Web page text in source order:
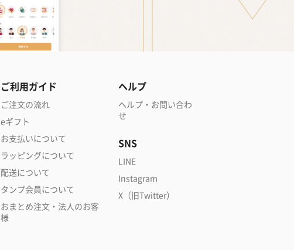
ご利用ガイド
ご注文の流れ
eギフト
お支払いについて
ラッピングについて
配送について
タンプ会員について
おまとめ注文・法人のお客
様
ヘルプ
ヘルプ・お問い合わ
せ
SNS
LINE
Instagram
X（旧Twitter）